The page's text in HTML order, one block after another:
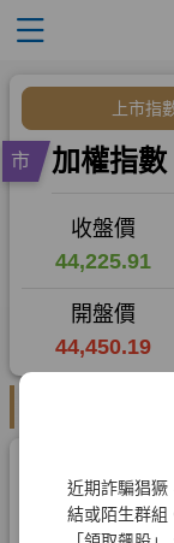
近期詐騙猖獗
結或陌生群組